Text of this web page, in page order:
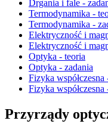
Drgania i fale -
Termodynamika -
Termodynamika -
Elektryczność i
Elektryczność i
Optyka - teoria
Optyka - zadania
Fizyka współczesna
Fizyka współczesna
Przyrządy